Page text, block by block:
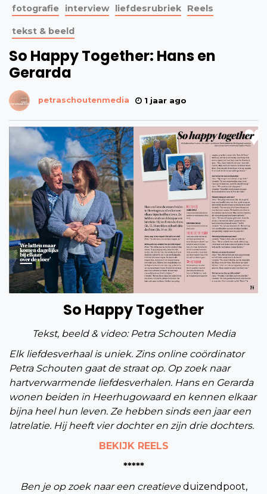
fotografie interview liefdesrubriek Reels
tekst & beeld
So Happy Together: Hans en
Gerarda
petraschoutenmedia 1 jaar ago
So Happy Together
Tekst, beeld & video: Petra Schouten Media
Elk liefdesverhaal is uniek. Zins online coördinator
Petra Schouten gaat de straat op. Op zoek naar
hartverwarmende liefdesverhalen. Hans en Gerarda
wonen beiden in Heerhugowaard en kennen elkaar
bijna heel hun leven. Ze hebben sinds een jaar een
latrelatie. Hij heeft vier dochter en zijn drie dochters.
BEKIJK REELS
*****
Ben je op zoek naar een creatieveduizendpoot,